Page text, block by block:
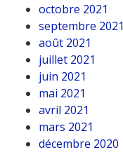
octobre 2021
septembre 2021
août 2021
juillet 2021
juin 2021
mai 2021
avril 2021
mars 2021
décembre 2020